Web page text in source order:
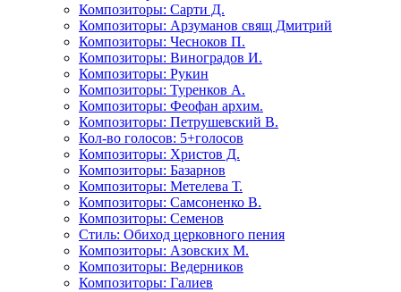
Композиторы: Сарти Д.
Композиторы: Арзуманов свящ Дмитрий
Композиторы: Чесноков П.
Композиторы: Виноградов И.
Композиторы: Рукин
Композиторы: Туренков А.
Композиторы: Феофан архим.
Композиторы: Петрушевский В.
Кол-во голосов: 5+голосов
Композиторы: Христов Д.
Композиторы: Базарнов
Композиторы: Метелева Т.
Композиторы: Самсоненко В.
Композиторы: Семенов
Стиль: Обиход церковного пения
Композиторы: Азовских М.
Композиторы: Ведерников
Композиторы: Галиев